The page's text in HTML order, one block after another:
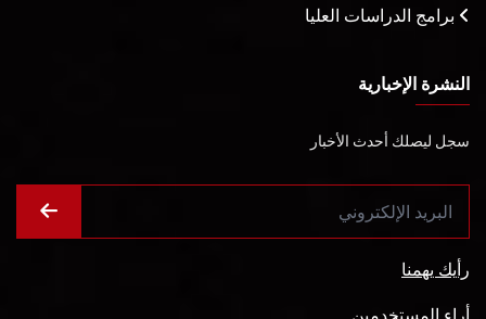
برامج الدراسات العليا
النشرة الإخبارية
سجل ليصلك أحدث الأخبار
رأيك يهمنا